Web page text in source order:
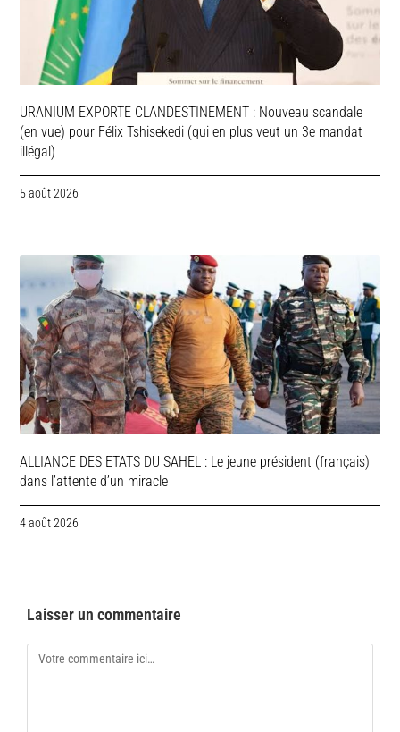
URANIUM EXPORTE CLANDESTINEMENT : Nouveau scandale
(en vue) pour Félix Tshisekedi (qui en plus veut un 3e mandat
illégal)
5 août 2026
ALLIANCE DES ETATS DU SAHEL : Le jeune président (français)
dans l’attente d’un miracle
4 août 2026
Laisser un commentaire